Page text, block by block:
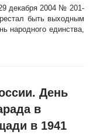
декабря 2004 № 201-
быть выходным
народного единства,
День
в
в 1941